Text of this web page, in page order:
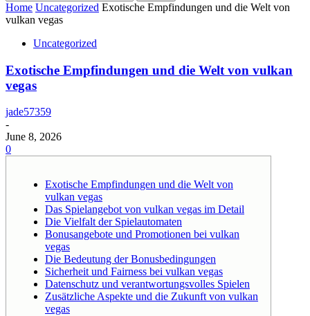
Home Uncategorized Exotische Empfindungen und die Welt von
vulkan vegas
Uncategorized
Exotische Empfindungen und die Welt von vulkan
vegas
jade57359
-
June 8, 2026
0
Exotische Empfindungen und die Welt von
vulkan vegas
Das Spielangebot von vulkan vegas im Detail
Die Vielfalt der Spielautomaten
Bonusangebote und Promotionen bei vulkan
vegas
Die Bedeutung der Bonusbedingungen
Sicherheit und Fairness bei vulkan vegas
Datenschutz und verantwortungsvolles Spielen
Zusätzliche Aspekte und die Zukunft von vulkan
vegas